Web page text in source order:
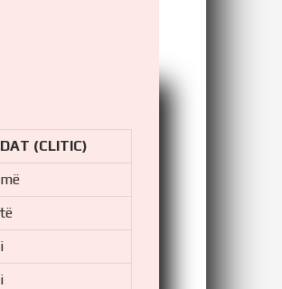
DAT (CLITIC)
më
të
i
i